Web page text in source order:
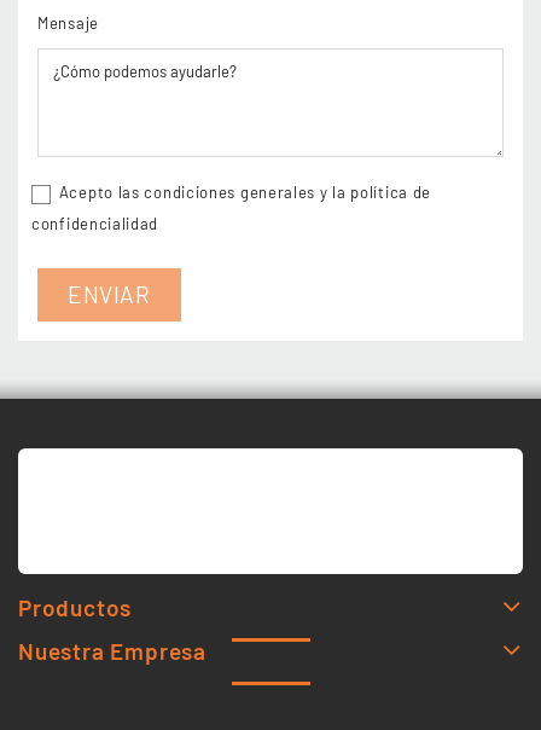
Mensaje
Acepto las condiciones generales y la política de
confidencialidad
Productos
Nuestra Empresa